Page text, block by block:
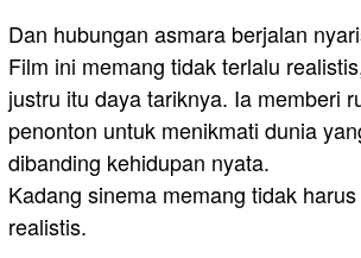
Dan hubungan asmara berjalan
Film ini memang tidak terlalu
justru itu daya tariknya. Ia memberi
penonton untuk menikmati dunia
dibanding kehidupan nyata.
Kadang sinema memang tidak
realistis.